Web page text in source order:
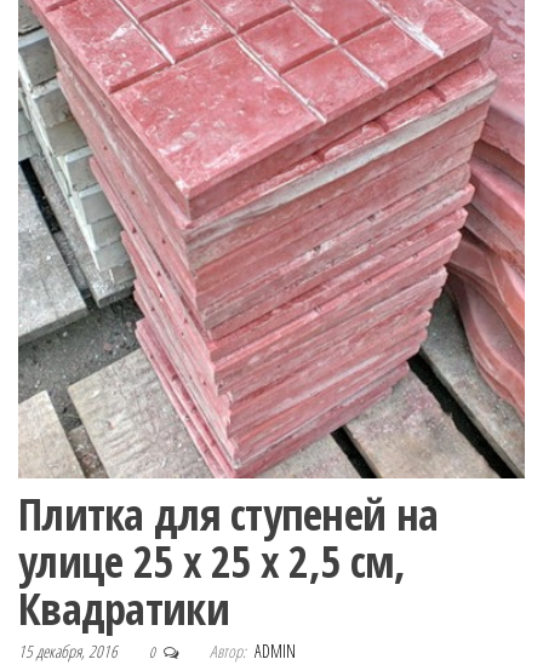
Плитка для ступеней на
улице 25 х 25 х 2,5 см,
Квадратики
15 декабря, 2016 0 Автор: ADMIN